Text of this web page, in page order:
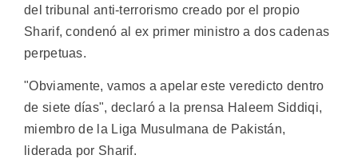
del tribunal anti-terrorismo creado por el propio
Sharif, condenó al ex primer ministro a dos cadenas
perpetuas.
"Obviamente, vamos a apelar este veredicto dentro
de siete días", declaró a la prensa Haleem Siddiqi,
miembro de la Liga Musulmana de Pakistán,
liderada por Sharif.